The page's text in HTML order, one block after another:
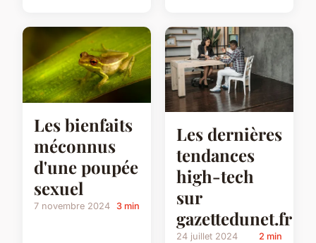
Les bienfaits
méconnus
d'une poupée
sexuel
7 novembre 2024 3 min
Les dernières
tendances
high-tech
sur
gazettedunet.fr
24 juillet 2024 2 min